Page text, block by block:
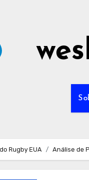
Rugby EUA Análise de